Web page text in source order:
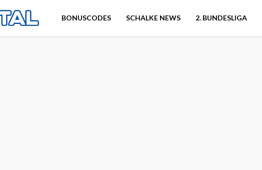
BONUSCODES SCHALKE NEWS 2. BUNDESLIGA